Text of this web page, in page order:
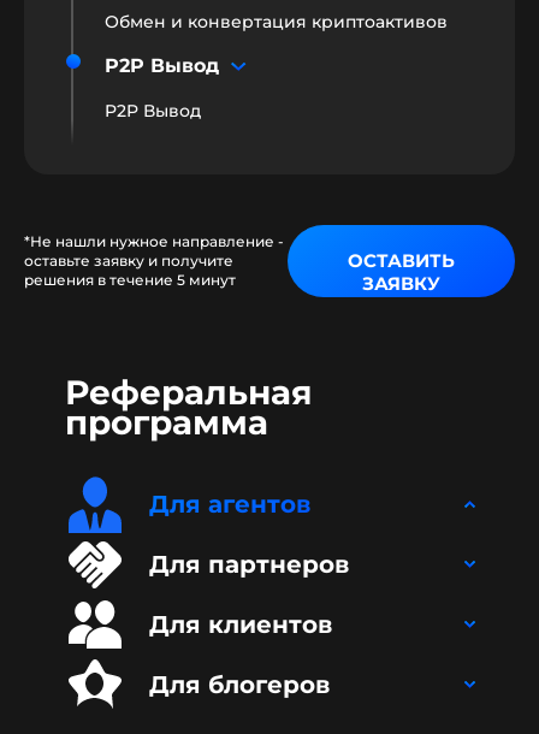
Обмен и конвертация криптоактивов
P2P Вывод
P2P Вывод
*Не нашли нужное направление -
оставьте заявку и получите
решения в течение 5 минут
ОСТАВИТЬ
ЗАЯВКУ
Реферальная
программа
Для агентов
Для партнеров
Для клиентов
Для блогеров